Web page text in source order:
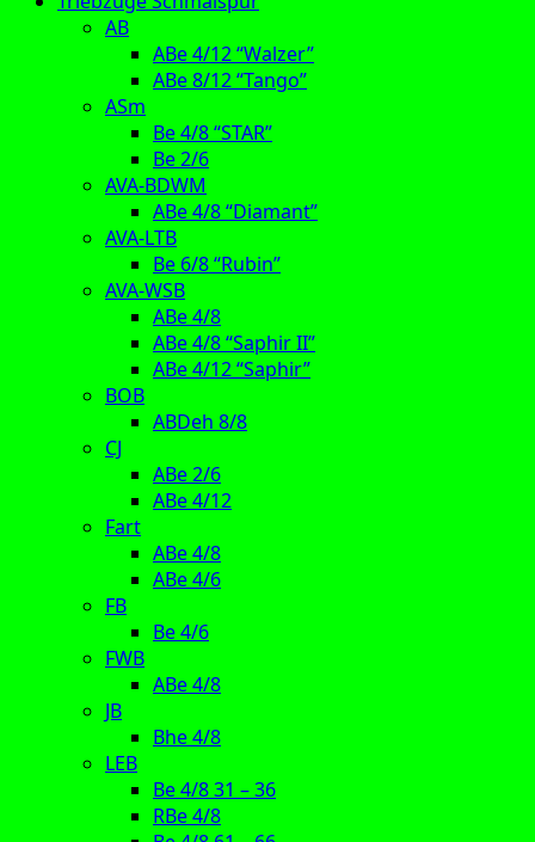
AB
ABe 4/12 “Walzer”
ABe 8/12 “Tango”
ASm
Be 4/8 “STAR”
Be 2/6
AVA-BDWM
ABe 4/8 “Diamant”
AVA-LTB
Be 6/8 “Rubin”
AVA-WSB
ABe 4/8
ABe 4/8 “Saphir II”
ABe 4/12 “Saphir”
BOB
ABDeh 8/8
CJ
ABe 2/6
ABe 4/12
Fart
ABe 4/8
ABe 4/6
FB
Be 4/6
FWB
ABe 4/8
JB
Bhe 4/8
LEB
Be 4/8 31 – 36
RBe 4/8